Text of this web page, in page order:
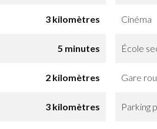
3 kilomètres Cinéma
5 minutes École
2 kilomètres Gare
3 kilomètres Parking